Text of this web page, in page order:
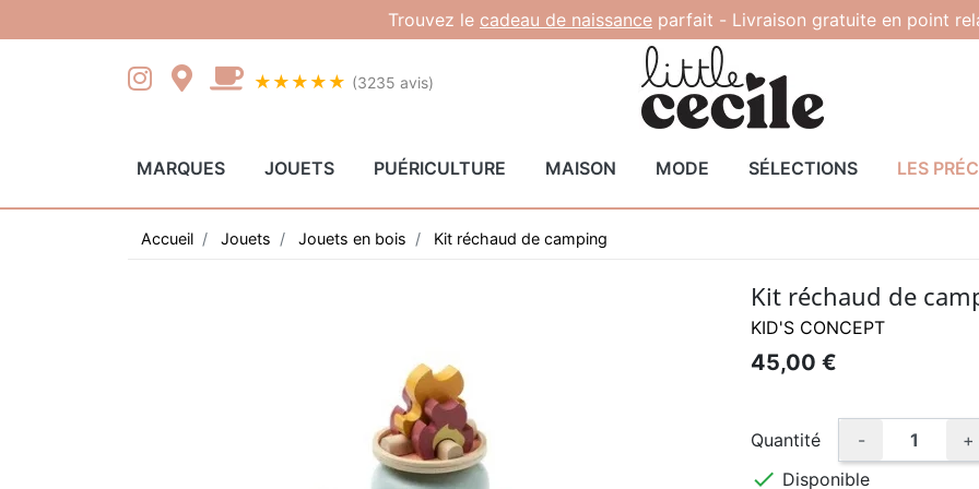
Trouvez le cadeau de naissance parfait - Livraison gratuite en point
★★★★★ (3235 avis)
MARQUES JOUETS PUÉRICULTURE MAISON MODE SÉLECTIONS LES
Accueil Jouets Jouets en bois Kit réchaud de camping
Kit réchaud de
KID'S CONCEPT
45,00 €
Quantité - +
 Disponible